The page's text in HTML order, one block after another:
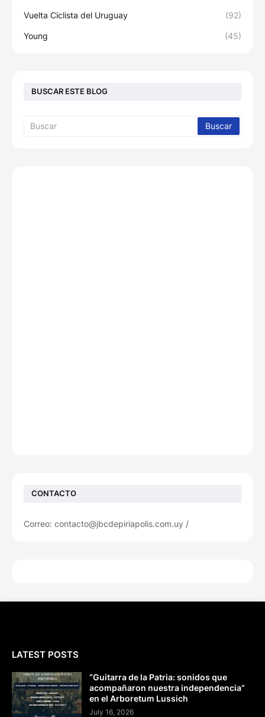
Vuelta Ciclista del Uruguay (92)
Young (45)
BUSCAR ESTE BLOG
CONTACTO
Correo: contacto@jbcdepiriapolis.com.uy /
LATEST POSTS
“Guitarra de la Patria: sonidos que
acompañaron nuestra independencia”
en el Arboretum Lussich
July 16, 2026